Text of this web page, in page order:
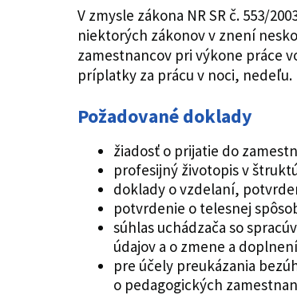
V zmysle zákona NR SR č. 553/
niektorých zákonov v znení
zamestnancov pri výkone práce
príplatky za prácu v noci, nedeľu.
Požadované doklady
žiadosť o prijatie do
profesijný životopis v
doklady o vzdelaní,
potvrdenie o telesnej
súhlas uchádzača so
údajov a o zmene a
pre účely preukázania
o pedagogických